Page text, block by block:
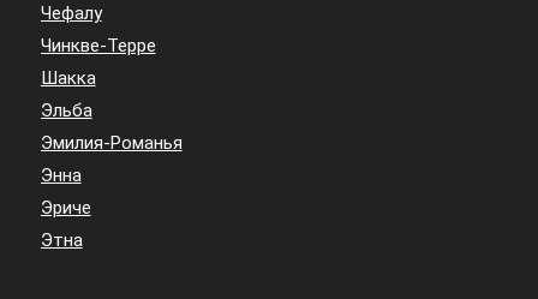
Чефалу
Чинкве-Терре
Шакка
Эльба
Эмилия-Романья
Энна
Эриче
Этна